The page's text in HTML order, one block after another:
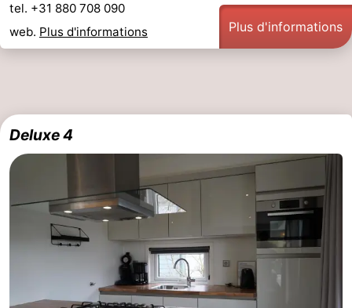
tel. +31 880 708 090
web. Plus d'informations Plus d'informations
Deluxe 4